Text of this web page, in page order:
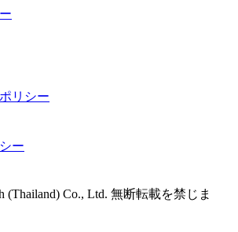
リシー
ー
(Thailand) Co., Ltd. 無断転載を禁じま